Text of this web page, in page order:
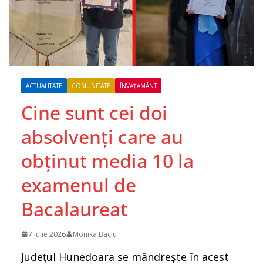
ACTUALITATE COMUNITATE ÎNVĂȚĂMÂNT
Cine sunt cei doi
absolvenți care au
obținut media 10 la
examenul de
Bacalaureat
7 iulie 2026 Monika Baciu
Județul Hunedoara se mândrește în acest